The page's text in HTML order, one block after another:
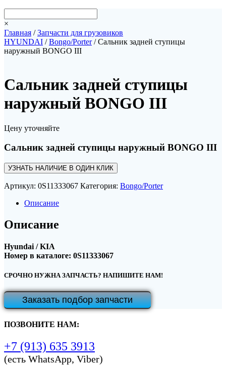
×
Главная /Запчасти для грузовиков
HYUNDAI /Bongo/Porter/ Сальник задней ступицы
наружный BONGO III
Сальник задней ступицы
наружный BONGO III
Цену уточняйте
Сальник задней ступицы наружный BONGO III
УЗНАТЬ НАЛИЧИЕ В ОДИН КЛИК
Артикул: 0S11333067 Категория: Bongo/Porter
Описание
Описание
Hyundai / KIA
Номер в каталоге: 0S11333067
СРОЧНО НУЖНА ЗАПЧАСТЬ? НАПИШИТЕ НАМ!
Заказать подбор запчасти
ПОЗВОНИТЕ НАМ:
+7 (913) 635 3913
(есть WhatsApp, Viber)